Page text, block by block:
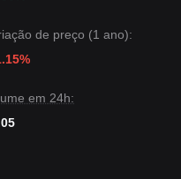
de preço (1 ano):
em 24h: